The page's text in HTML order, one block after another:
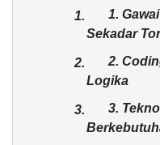
1.
1.
Sekadar
2.
2.
Logika
3.
3.